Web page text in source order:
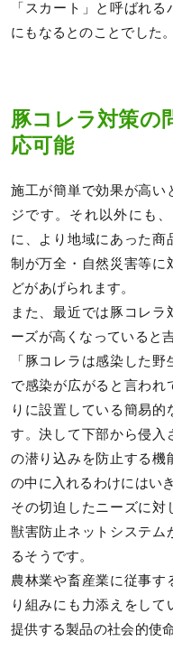
「スカート」と呼ばれ
にもなるとのことでした。
豚コレラ対策の
応可能
施工が簡単で効果が高い
ジです。それ以外にも
に、より地域にあった商
制が万全・自然災害等に
どがあげられます。
また、最近では豚コレ
ーズが高くなっていると
「豚コレラは感染した
で感染が広がると言われ
りに設置している簡易
す。決して下部から侵入
の潜り込みを防止する機
の中に入れるわけにはい
その切迫したニーズに対
獣害防止ネットシステム
るそうです。
農林業や畜産業に従事す
り組みにも力添えをし
提供する製品の社会的使